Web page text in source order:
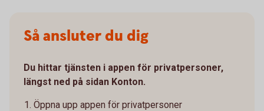
Så ansluter du dig
Du hittar tjänsten i appen för privatpersoner,
längst ned på sidan Konton.
Öppna upp appen för privatpersoner